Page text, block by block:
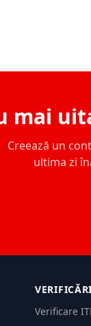
mai
Creează un
ultima zi
VERIFICĂRI
Verificare